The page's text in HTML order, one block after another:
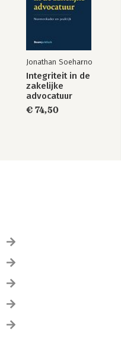
Jonathan Soeharno
Integriteit in de
zakelijke
advocatuur
€ 74,50